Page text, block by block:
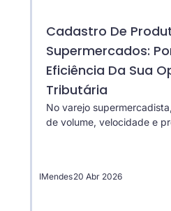
Cadastro De
Supermercados:
Eficiência Da Sua
Tributária
No varejo
de volume, velocidade e
IMendes20 Abr 2026